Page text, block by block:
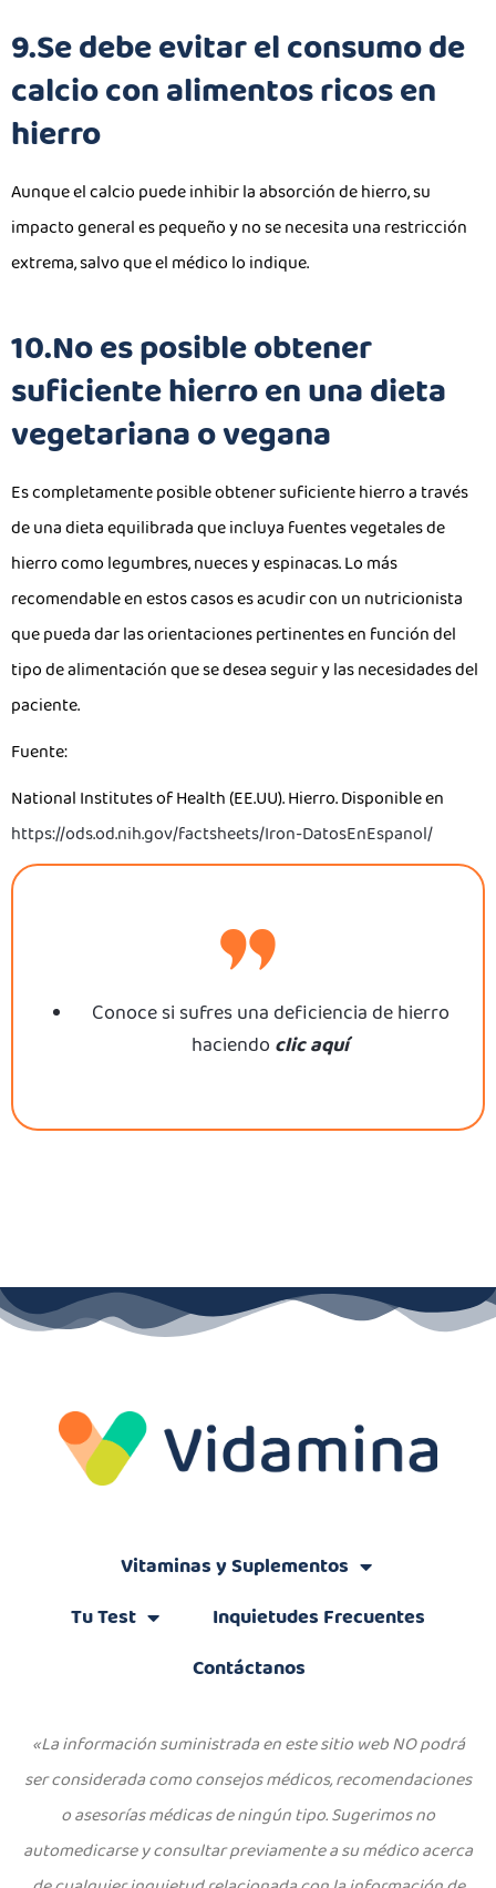
9.Se debe evitar el consumo de
calcio con alimentos ricos en
hierro
Aunque el calcio puede inhibir la absorción de hierro, su
impacto general es pequeño y no se necesita una restricción
extrema, salvo que el médico lo indique.
10.No es posible obtener
suficiente hierro en una dieta
vegetariana o vegana
Es completamente posible obtener suficiente hierro a través
de una dieta equilibrada que incluya fuentes vegetales de
hierro como legumbres, nueces y espinacas. Lo más
recomendable en estos casos es acudir con un nutricionista
que pueda dar las orientaciones pertinentes en función del
tipo de alimentación que se desea seguir y las necesidades del
paciente.
Fuente:
National Institutes of Health (EE.UU). Hierro. Disponible en
https://ods.od.nih.gov/factsheets/Iron-DatosEnEspanol/
Conoce si sufres una deficiencia de hierro
haciendo clic aquí
Vitaminas y Suplementos
Tu Test
Inquietudes Frecuentes
Contáctanos
«La información suministrada en este sitio web NO podrá
ser considerada como consejos médicos, recomendaciones
o asesorías médicas de ningún tipo. Sugerimos no
automedicarse y consultar previamente a su médico acerca